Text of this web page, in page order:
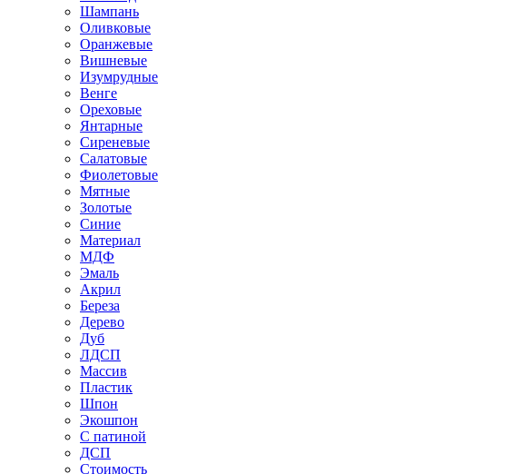
Шампань
Оливковые
Оранжевые
Вишневые
Изумрудные
Венге
Ореховые
Янтарные
Сиреневые
Салатовые
Фиолетовые
Мятные
Золотые
Синие
Материал
МДФ
Эмаль
Акрил
Береза
Дерево
Дуб
ЛДСП
Массив
Пластик
Шпон
Экошпон
С патиной
ДСП
Стоимость